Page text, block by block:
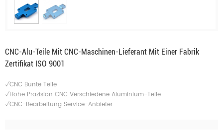
CNC-Alu-Teile Mit CNC-Maschinen-Lieferant Mit Einer Fabrik
Zertifikat ISO 9001
√CNC Bunte Teile
√Hohe Präzision CNC Verschiedene Aluminium-Teile
√CNC-Bearbeitung Service-Anbieter